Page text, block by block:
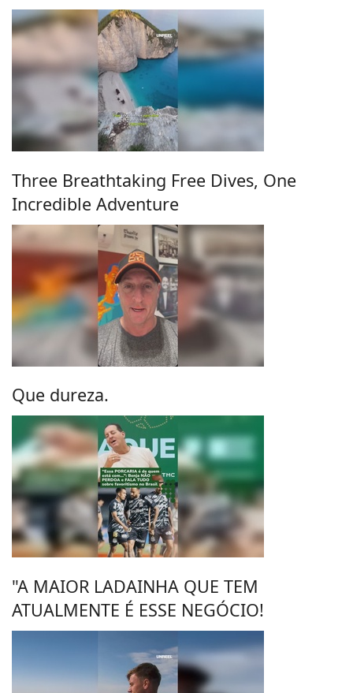
Three Breathtaking Free Dives, One
Incredible Adventure
Que dureza.
"A MAIOR LADAINHA QUE TEM
ATUALMENTE É ESSE NEGÓCIO!